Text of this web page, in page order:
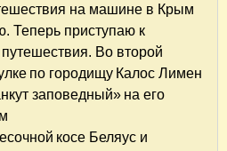
на машине в Крым
Теперь приступаю к
Во второй
по городищу Калос Лимен
заповедный» на его
косе Беляус и